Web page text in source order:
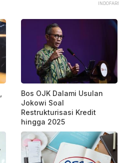
INDOFARMA.ID
Bos OJK Dalami Usulan
Jokowi Soal
Restrukturisasi Kredit
hingga 2025